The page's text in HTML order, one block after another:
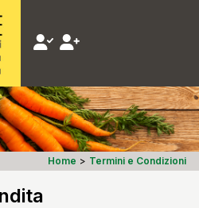
Home > Termini e Condizioni